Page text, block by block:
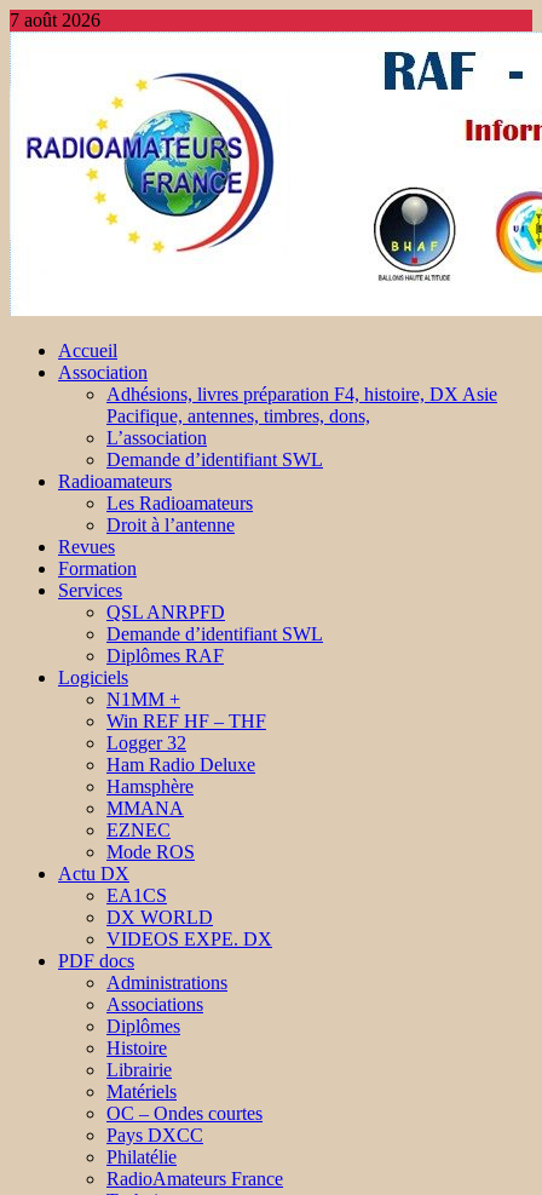
7 août 2026
Accueil
Association
Adhésions, livres préparation F4, histoire, DX Asie
Pacifique, antennes, timbres, dons,
L’association
Demande d’identifiant SWL
Radioamateurs
Les Radioamateurs
Droit à l’antenne
Revues
Formation
Services
QSL ANRPFD
Demande d’identifiant SWL
Diplômes RAF
Logiciels
N1MM +
Win REF HF – THF
Logger 32
Ham Radio Deluxe
Hamsphère
MMANA
EZNEC
Mode ROS
Actu DX
EA1CS
DX WORLD
VIDEOS EXPE. DX
PDF docs
Administrations
Associations
Diplômes
Histoire
Librairie
Matériels
OC – Ondes courtes
Pays DXCC
Philatélie
RadioAmateurs France